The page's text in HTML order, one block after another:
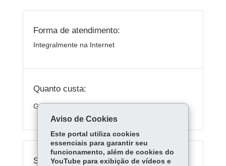
Forma de atendimento:
Integralmente na Internet
Quanto custa:
Gratuito
Serviços Relacionados:
Aviso de Cookies
Este portal utiliza cookies
essenciais para garantir seu
funcionamento, além de cookies do
YouTube para exibição de vídeos e